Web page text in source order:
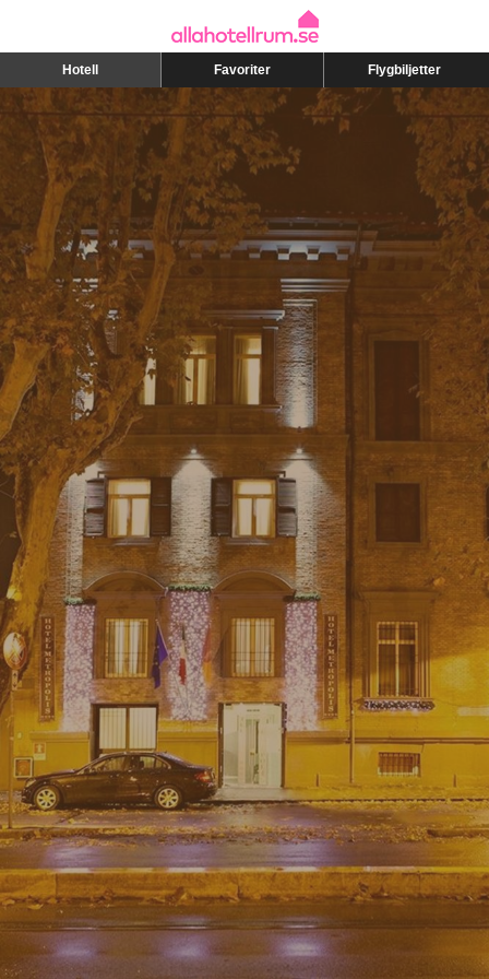
Hotell Favoriter Flygbiljetter